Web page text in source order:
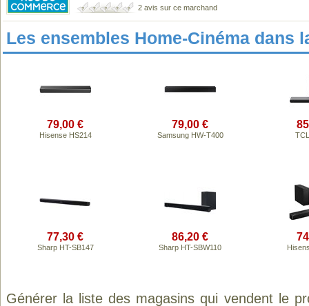
2 avis sur ce marchand
Les ensembles Home-Cinéma dans
79,00 €
Hisense HS214
79,00 €
Samsung HW-T400
77,30 €
Sharp HT-SB147
86,20 €
Sharp HT-SBW110
Générer la liste des magasins qui vendent le